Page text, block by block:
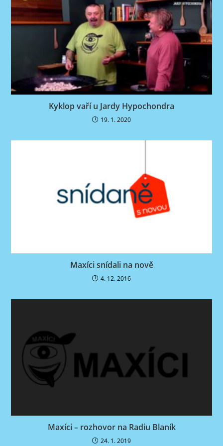
Kyklop vaří u Jardy Hypochondra
19. 1. 2020
Maxíci snídali na nově
4. 12. 2016
Maxíci – rozhovor na Radiu Blaník
24. 1. 2019